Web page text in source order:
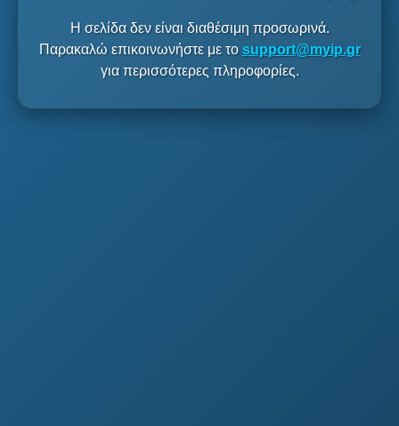
Η σελίδα δεν είναι διαθέσιμη προσωρινά.
Παρακαλώ επικοινωνήστε με το support@myip.gr
για περισσότερες πληροφορίες.